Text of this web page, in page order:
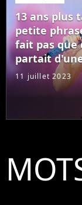
13 ans plus
petite
fait pas que
partait
11 juillet 2023